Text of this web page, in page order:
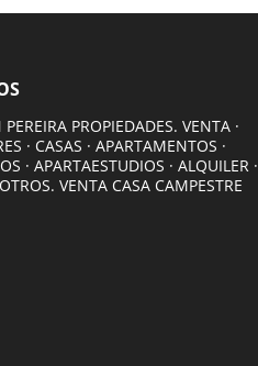
PROPIEDADES. VENTA ·
· CASAS · APARTAMENTOS ·
· APARTAESTUDIOS · ALQUILER ·
VENTA CASA CAMPESTRE